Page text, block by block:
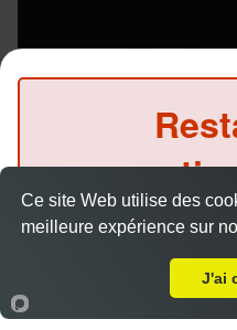
Menus Gyoza et Tataki
Menu V1 - Gyoza
Accueil
Ce site Web utilise des
meilleure expérience sur
J'ai